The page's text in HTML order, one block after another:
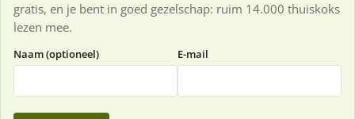
gratis, en je bent in goed gezelschap: ruim 14.000 thuiskoks
lezen mee.
Naam (optioneel) E-mail